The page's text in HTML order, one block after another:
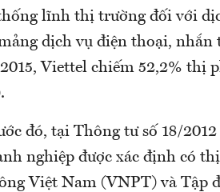
lĩnh thị trường đối với
dịch vụ điện thoại,
Viettel chiếm 52,2% thị
đó, tại Thông tư số 18/
nghiệp được xác định có
Việt Nam (VNPT) và Tập